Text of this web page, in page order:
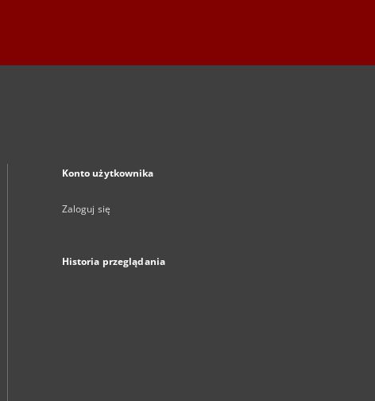
Konto użytkownika
Zaloguj się
Historia przeglądania